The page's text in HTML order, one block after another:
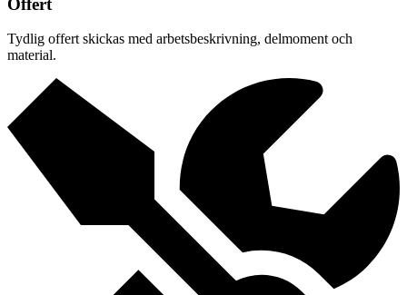
Tydlig offert skickas med arbetsbeskrivning, delmoment och
material.